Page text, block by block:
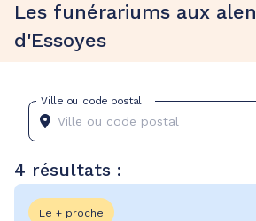
Les funérariums aux
d'Essoyes
Ville ou code postal
4 résultats :
Le + proche